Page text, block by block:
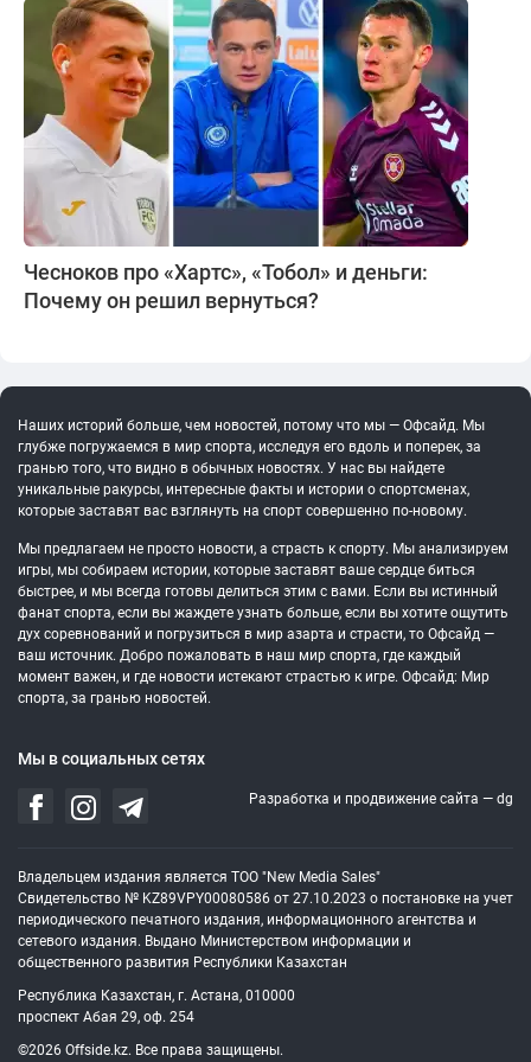
Чесноков про «Хартс», «Тобол» и деньги:
Почему он решил вернуться?
Наших историй больше, чем новостей, потому что мы — Офсайд. Мы
глубже погружаемся в мир спорта, исследуя его вдоль и поперек, за
гранью того, что видно в обычных новостях. У нас вы найдете
уникальные ракурсы, интересные факты и истории о спортсменах,
которые заставят вас взглянуть на спорт совершенно по-новому.
Мы предлагаем не просто новости, а страсть к спорту. Мы анализируем
игры, мы собираем истории, которые заставят ваше сердце биться
быстрее, и мы всегда готовы делиться этим с вами. Если вы истинный
фанат спорта, если вы жаждете узнать больше, если вы хотите ощутить
дух соревнований и погрузиться в мир азарта и страсти, то Офсайд —
ваш источник. Добро пожаловать в наш мир спорта, где каждый
момент важен, и где новости истекают страстью к игре. Офсайд: Мир
спорта, за гранью новостей.
Мы в социальных сетях
Разработка и продвижение сайта — dg
Владельцем издания является ТОО "New Media Sales"
Свидетельство № KZ89VPY00080586 от 27.10.2023 о постановке на учет
периодического печатного издания, информационного агентства и
сетевого издания. Выдано Министерством информации и
общественного развития Республики Казахстан
Республика Казахстан, г. Астана, 010000
проспект Абая 29, оф. 254
©2026 Offside.kz. Все права защищены.